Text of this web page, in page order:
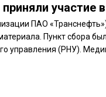
участие
ПАО
Пункт сбора
управления (РНУ).